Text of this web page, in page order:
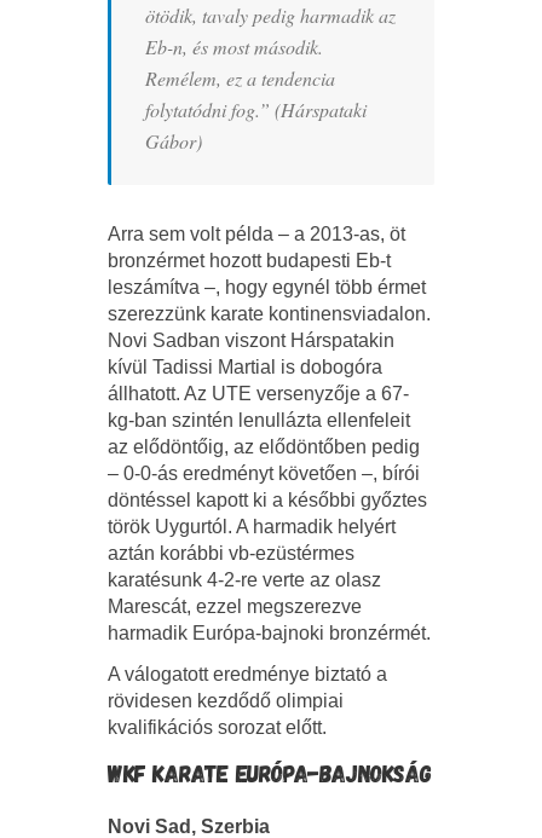
ötödik, tavaly pedig harmadik az
Eb-n, és most második.
Remélem, ez a tendencia
folytatódni fog.” (Hárspataki
Gábor)
Arra sem volt példa – a 2013-as, öt
bronzérmet hozott budapesti Eb-t
leszámítva –, hogy egynél több érmet
szerezzünk karate kontinensviadalon.
Novi Sadban viszont Hárspatakin
kívül Tadissi Martial is dobogóra
állhatott. Az UTE versenyzője a 67-
kg-ban szintén lenullázta ellenfeleit
az elődöntőig, az elődöntőben pedig
– 0-0-ás eredményt követően –, bírói
döntéssel kapott ki a későbbi győztes
török Uygurtól. A harmadik helyért
aztán korábbi vb-ezüstérmes
karatésunk 4-2-re verte az olasz
Marescát, ezzel megszerezve
harmadik Európa-bajnoki bronzérmét.
A válogatott eredménye biztató a
rövidesen kezdődő olimpiai
kvalifikációs sorozat előtt.
WKF KARATE EURÓPA-BAJNOKSÁG
Novi Sad, Szerbia